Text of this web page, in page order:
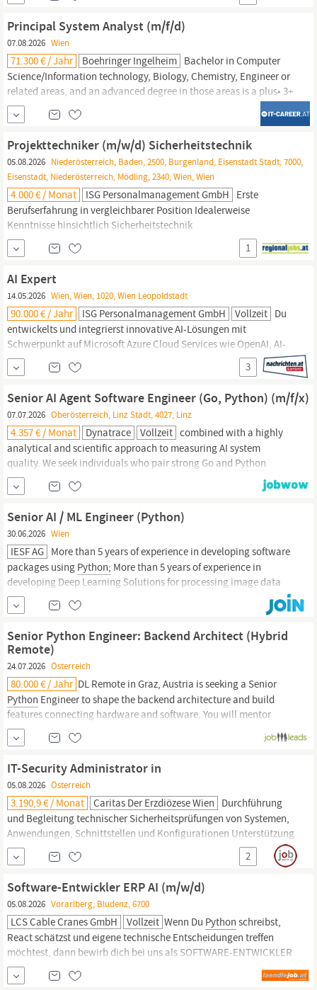
Erfahrung mit Azure und On-Premises-Infrastrukturen Know-how
in der Automatisierung mit Ansible von Vorteil Scripting-
Kenntnisse (z. B.
Principal System Analyst (m/f/d)
07.08.2026 Wien
71.300 € / Jahr Boehringer Ingelheim Bachelor in Computer
Science/Information technology, Biology, Chemistry, Engineer or
related areas, and an advanced degree in those areas is a plus• 3+
years of experience IT support in R&D processes, especially hand-
on experience for IT systems or devices in pharmaceutical
research environment• 2+ years working experience with at least
one programming languages such asPython,
Projekttechniker (m/w/d) Sicherheitstechnik
05.08.2026 Niederösterreich, Baden, 2500, Burgenland, Eisenstadt Stadt, 7000,
Eisenstadt, Niederösterreich, Mödling, 2340, Wien, Wien
4.000 € / Monat ISG Personalmanagement GmbH Erste
Berufserfahrung in vergleichbarer Position Idealerweise
Kenntnisse hinsichtlich Sicherheitstechnik
(BrandmeldeanlagenVideoanlagen) und/oder Netzwerktechnik
Routine mit AutoCAD und Windows sowie Grundlagen in Linux
Plus sind Programmiersprachen wie Script,
Sehr gute...
1
AI Expert
14.05.2026 Wien, Wien, 1020, Wien Leopoldstadt
90.000 € / Jahr ISG Personalmanagement GmbH Vollzeit Du
entwickelts und integrierst innovative AI-Lösungen mit
Schwerpunkt auf Microsoft Azure Cloud Services wie OpenAI, AI-
Foundry, Document Intelligence und Cognitive Services für
konkrete Business-Anwendungen. Du entwickelst und
Machine-Learning-Modelle, arbeitest mit REST-APIs und
integrierst deine
3
Senior AI Agent Software Engineer (Go, Python) (m/f/x)
07.07.2026 Oberösterreich, Linz Stadt, 4027, Linz
4.357 € / Monat Dynatrace Vollzeit combined with a highly
analytical and scientific approach to measuring AI system
quality. We seek individuals who pair strong Go and Python
foundations with hands-on, production-proven experience in
orchestrating LLM APIs and agent loops. – Multiple years of
professional, hands-on software engineering experience with
deep expertise in Go andPython.–
Senior AI / ML Engineer (Python)
30.06.2026 Wien
IESF AG More than 5 years of experience in developing software
packages using Python; More than 5 years of experience in
developing Deep Learning Solutions for processing image data
(convolutional networks); More than 5 years of experience in
major AI software frameworks like PyTorch, TensorFlow and
Senior Python Engineer: Backend Architect (Hybrid
Remote)
24.07.2026 Österreich
80.000 € / Jahr DL Remote in Graz, Austria is seeking a Senior
Python Engineer to shape the backend architecture and build
features connecting hardware and software. You will mentor
teammates and drive high-quality code through reviews and
automated testing. The role emphasizes
IT-Security Administrator in
05.08.2026 Österreich
3.190,9 € / Monat Caritas Der Erzdiözese Wien Durchführung
und Begleitung technischer Sicherheitsprüfungen von Systemen,
Anwendungen, Schnittstellen und Konfigurationen Unterstützung
bei Threat-Simulationen, Angriffsszenarien und kontrollierten
Sicherheitsüberprüfungen Entwicklung und Nutzung von
Skripten, beispielsweise mit PowerShell,
Python
Automatisierung von
2
Software-Entwickler ERP AI (m/w/d)
05.08.2026 Vorarlberg, Bludenz, 6700
LCS Cable Cranes GmbH Vollzeit Wenn Du Python schreibst,
React schätzst und eigene technische Entscheidungen treffen
möchtest, dann bewirb dich bei uns als SOFTWARE-ENTWICKLER
ERP & AI (m/w/d) - Projektstelle | befristet auf 6 Monate. Deine
HAUPTAUFGABEN umfassen: Mitarbeit am neuen ERP-System: